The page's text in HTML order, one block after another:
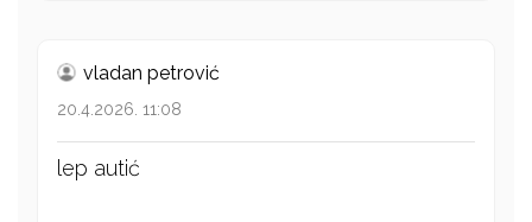
vladan petrović
20.4.2026. 11:08
lep autić